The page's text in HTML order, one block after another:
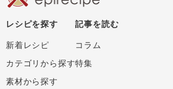
レシピを探す
新着レシピ
カテゴリから探す
素材から探す
記事を読む
コラム
特集